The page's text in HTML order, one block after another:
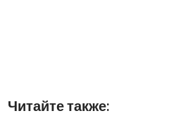
Читайте также: